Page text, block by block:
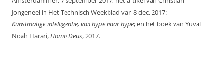
Jongeneel in Het Technisch Weekblad van 8 dec. 2017:
Kunstmatige intelligentie, van hype naar hype; en het boek van Yuval
Noah Harari,Homo Deus, 2017.